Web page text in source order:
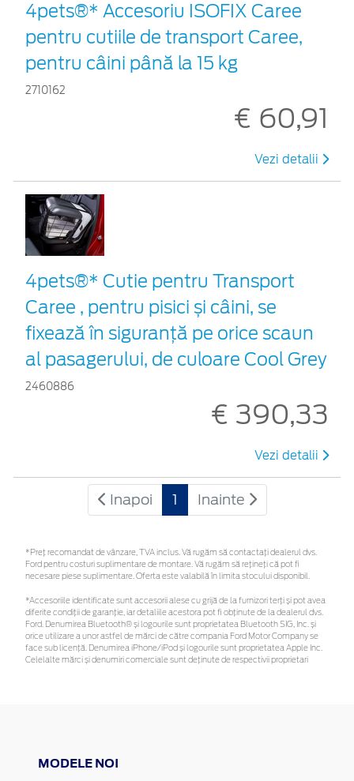
4pets®* Accesoriu ISOFIX Caree
pentru cutiile de transport Caree,
pentru câini până la 15 kg
2710162
€ 60,91
Vezi detalii
4pets®* Cutie pentru Transport
Caree , pentru pisici și câini, se
fixează în siguranță pe orice scaun
al pasagerului, de culoare Cool Grey
2460886
€ 390,33
Vezi detalii
Inapoi 1 Inainte
*Preţ recomandat de vânzare, TVA inclus. Vă rugăm să contactaţi dealerul dvs.
Ford pentru costuri suplimentare de montare. Vă rugăm să rețineți că pot fi
necesare piese suplimentare. Oferta este valabilă în limita stocului disponibil.
*Accesoriile identificate sunt accesorii alese cu grijă de la furnizori terți și pot avea
diferite condiții de garanție, iar detaliile acestora pot fi obținute de la dealerul dvs.
Ford. Denumirea Bluetooth® și logourile sunt proprietatea Bluetooth SIG, Inc. și
orice utilizare a unor astfel de mărci de către compania Ford Motor Company se
face sub licență. Denumirea iPhone/iPod și logourile sunt proprietatea Apple Inc.
Celelalte mărci și denumiri comerciale sunt deținute de respectivii proprietari
MODELE NOI